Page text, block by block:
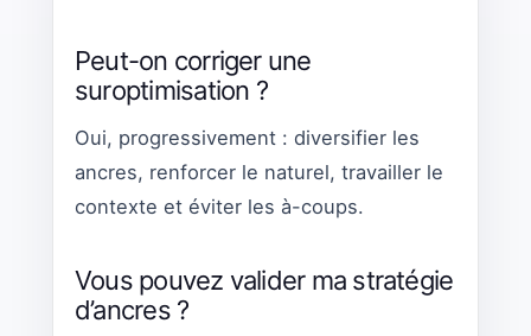
Peut-on corriger une
suroptimisation ?
Oui, progressivement : diversifier les
ancres, renforcer le naturel, travailler le
contexte et éviter les à-coups.
Vous pouvez valider ma stratégie
d’ancres ?